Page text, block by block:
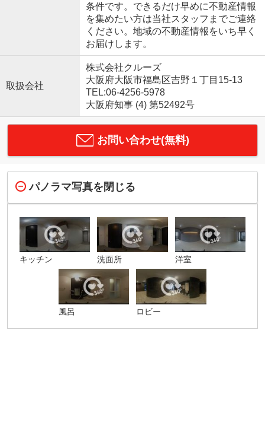
条件です。できるだけ早めに不動産情報
を集めたい方は当社スタッフまでご連絡
ください。地域の不動産情報をいち早く
お届けします。
取扱会社
株式会社クルーズ
大阪府大阪市福島区吉野１丁目15-13
TEL:06-4256-5978
大阪府知事 (4) 第52492号
お問い合わせ(無料)
パノラマ写真を閉じる
キッチン 洗面所 洋室
風呂 ロビー